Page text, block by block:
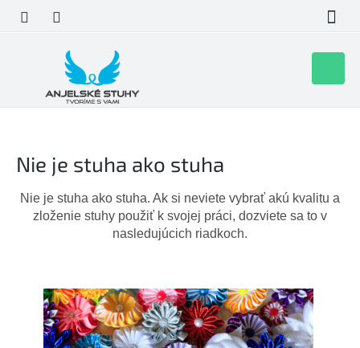
obsah
košík
Nie je stuha ako stuha
Nie je stuha ako stuha. Ak si neviete vybrať akú kvalitu a
zloženie stuhy použiť k svojej práci, dozviete sa to v
nasledujúcich riadkoch.